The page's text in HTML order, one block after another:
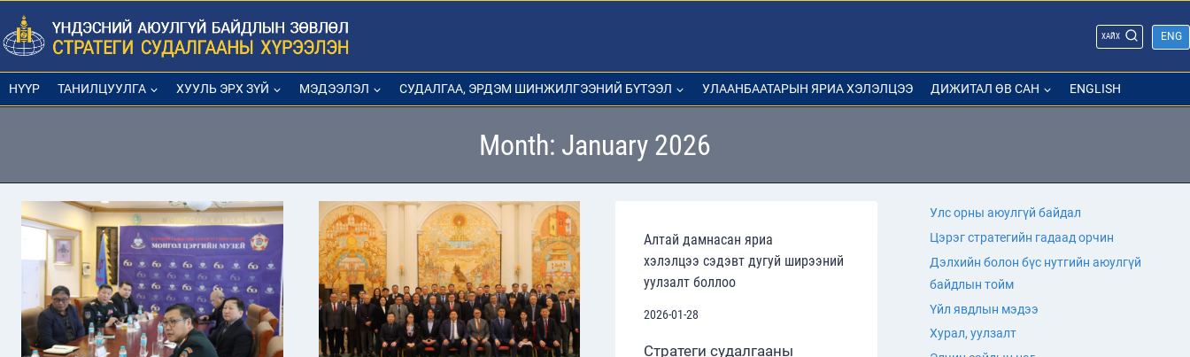
Skip
to
content
ХАЙХ ENG
НҮҮР ТАНИЛЦУУЛГА ХУУЛЬ ЭРХ ЗҮЙ МЭДЭЭЛЭЛ СУДАЛГАА, ЭРДЭМ ШИНЖИЛГЭЭНИЙ БҮТЭЭЛ УЛААНБААТАРЫН ЯРИА ХЭЛЭЛЦЭЭ ДИЖИТАЛ ӨВ САН ENGLISH
Month: January 2026
Алтай дамнасан яриа
хэлэлцээ сэдэвт дугуй ширээний
уулзалт боллоо
2026-01-28
Стратеги судалгааны
Улс орны аюулгүй байдал
Цэрэг стратегийн гадаад орчин
Дэлхийн болон бүс нутгийн аюулгүй
байдлын тойм
Үйл явдлын мэдээ
Хурал, уулзалт